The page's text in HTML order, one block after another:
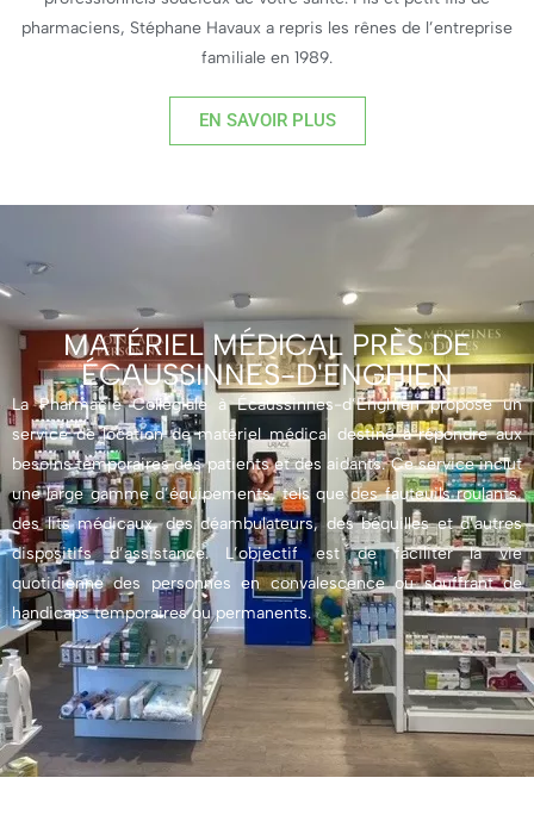
pharmaciens, Stéphane Havaux a repris les rênes de l’entreprise
familiale en 1989.
EN SAVOIR PLUS
MATÉRIEL MÉDICAL PRÈS DE
ÉCAUSSINNES-D'ENGHIEN
La Pharmacie Collégiale à Écaussinnes-d’Enghien propose un
service de location de matériel médical destiné à répondre aux
besoins temporaires des patients et des aidants. Ce service inclut
une large gamme d’équipements, tels que des fauteuils roulants,
des lits médicaux, des déambulateurs, des béquilles et d’autres
dispositifs d’assistance. L’objectif est de faciliter la vie
quotidienne des personnes en convalescence ou souffrant de
handicaps temporaires ou permanents.